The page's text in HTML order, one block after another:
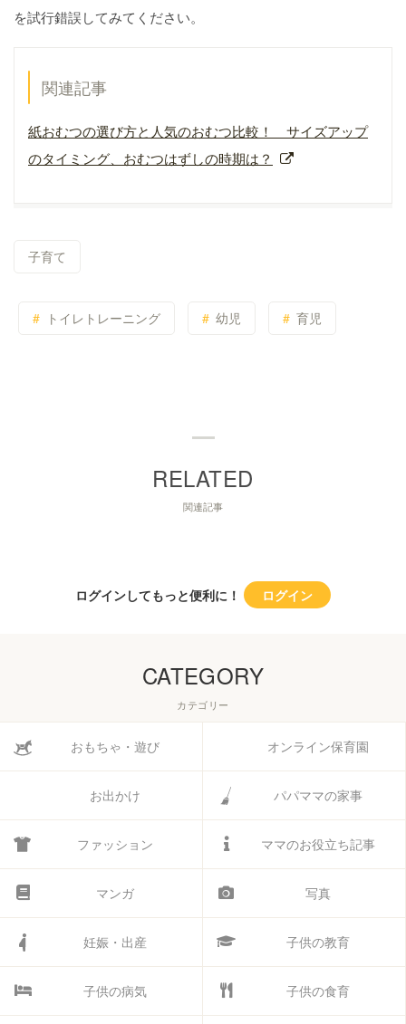
を試行錯誤してみてください。
関連記事
紙おむつの選び方と人気のおむつ比較！ サイズアップ
のタイミング、おむつはずしの時期は？
子育て
トイレトレーニング 幼児 育児
関連記事
ログインしてもっと便利に！ ログイン
CATEGORY
カテゴリー
おもちゃ・遊び オンライン保育園
お出かけ パパママの家事
ファッション ママのお役立ち記事
マンガ 写真
妊娠・出産 子供の教育
子供の病気 子供の食育